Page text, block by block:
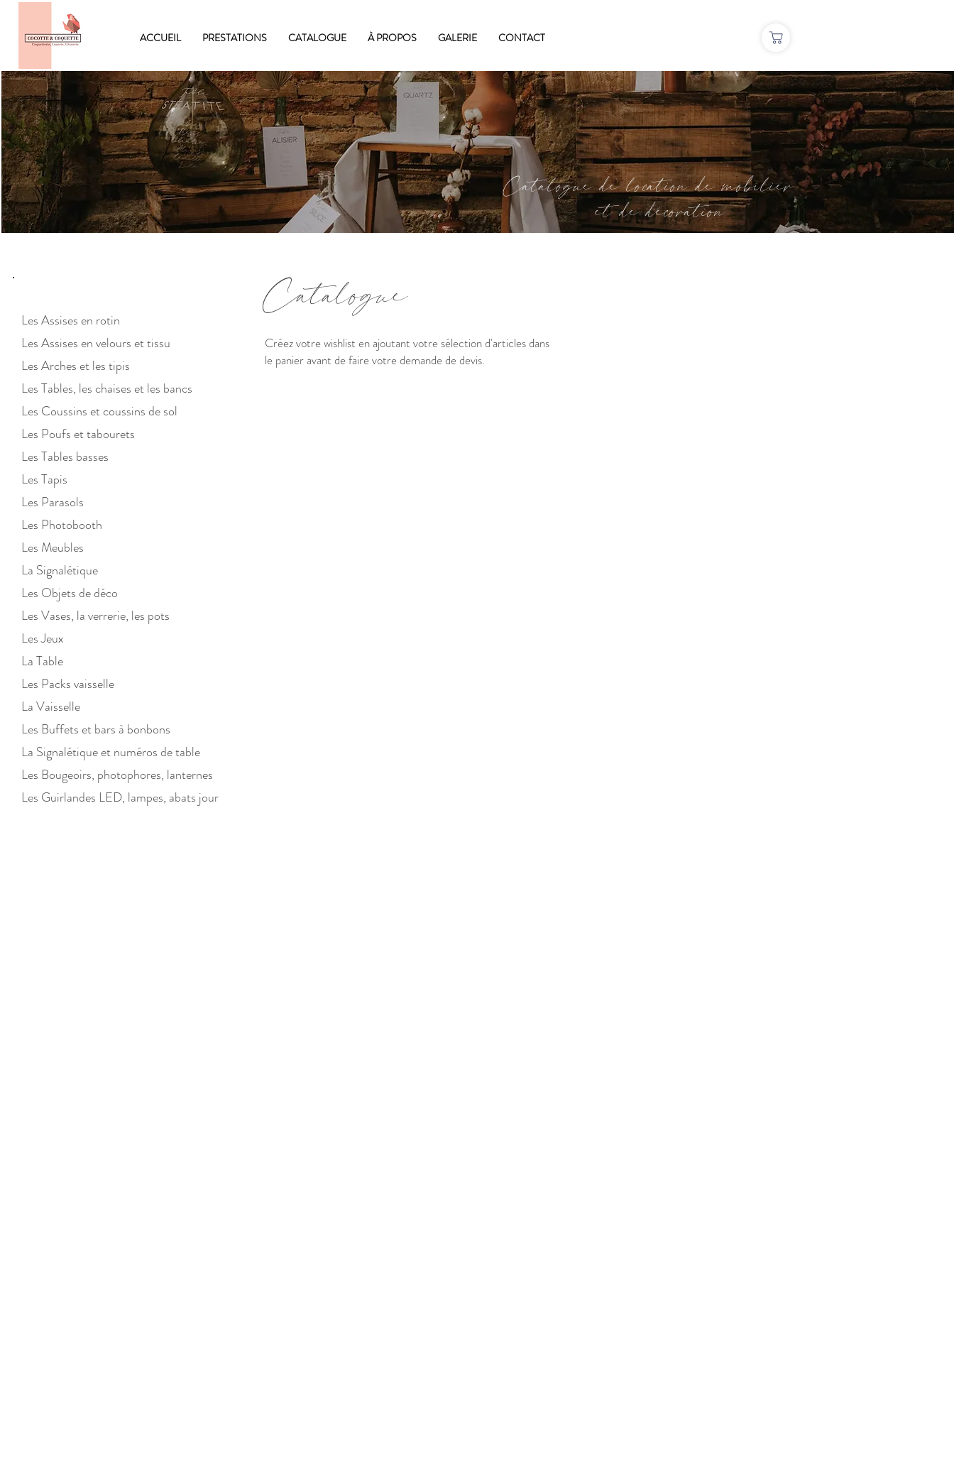
ACCUEIL PRESTATIONS CATALOGUE À PROPOS GALERIE CONTACT
Catalogue de location de mobilier
et de décoration
Catalogue
Créez votre wishlist en ajoutant votre sélection d'articles dans
le panier avant de faire votre demande de devis.
Les Assises en rotin
Les Assises en velours et tissu
Les Arches et les tipis
Les Tables, les chaises et les bancs
Les Coussins et coussinsde sol
Les Poufs et tabourets
Les Tables basses
Les Tapis
Les Parasols
Les Photobooth
Les Meubles
La Signalétique
Les Objets de déco
Les Vases, la verrerie, les pots
Les Jeux
La Table
Les Packs vaisselle
La Vaisselle
Les Buffets et bars à bonbons
La Signalétique et numéros de table
Les Bougeoirs, photophores, lanternes
Les Guirlandes LED, lampes, abats jour